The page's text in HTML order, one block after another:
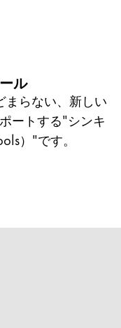
ル
まらない、新しい
ートする"シンキ
）"です。